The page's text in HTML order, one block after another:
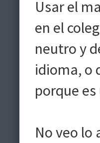
Usar el
en el
neutro y
idioma, o
porque
No veo lo